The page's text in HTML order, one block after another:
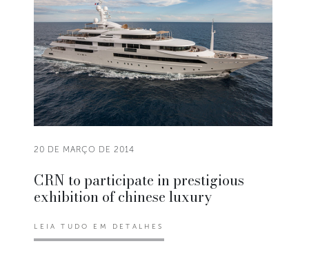
20 DE MARÇO DE 2014
CRN to participate in prestigious
exhibition of chinese luxury
LEIA TUDO EM DETALHES